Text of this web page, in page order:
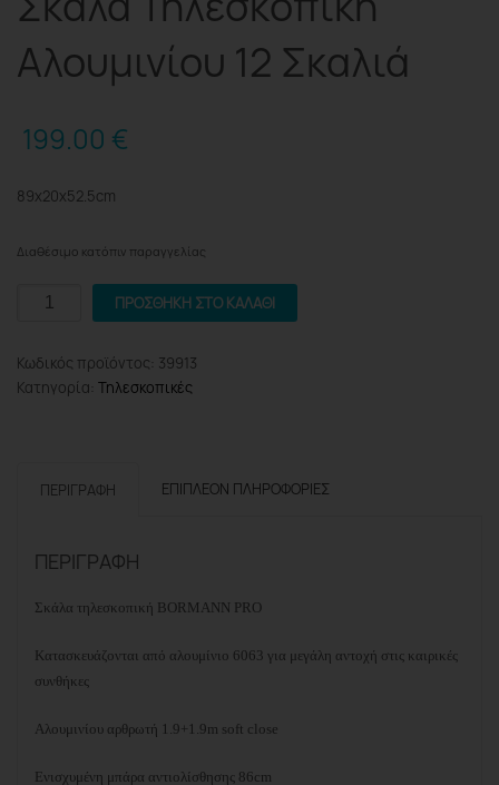
Αλουμινίου 12 Σκαλιά
199.00 €
89x20x52.5cm
Διαθέσιμο κατόπιν παραγγελίας
BORMANN
Σκάλα
Τηλεσκοπική
ποσότητα
ΠΡΟΣΘΉΚΗ ΣΤΟ ΚΑΛΆΘΙ
Κωδικός προϊόντος: 39913
Κατηγορία: Τηλεσκοπικές
ΠΕΡΙΓΡΑΦΉ ΕΠΙΠΛΈΟΝ ΠΛΗΡΟΦΟΡΊΕΣ
ΠΕΡΙΓΡΑΦΉ
Σκάλα τηλεσκοπική BORMANN PRO
Κατασκευάζονται από αλουμίνιο 6063 για μεγάλη αντοχή στις καιρικές
συνθήκες
Αλουμινίου αρθρωτή 1.9+1.9m soft close
Ενισχυμένη μπάρα αντιολίσθησης 86cm